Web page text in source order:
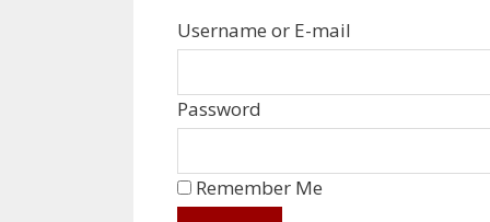
Username or E-mail
Password
Remember Me